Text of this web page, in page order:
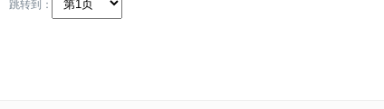
跳转到：